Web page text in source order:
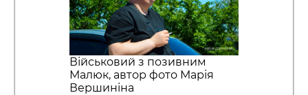
Військовий з позивним
Малюк, автор фото Марія
Вершиніна